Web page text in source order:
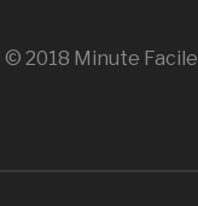
© 2018 Minute Facile